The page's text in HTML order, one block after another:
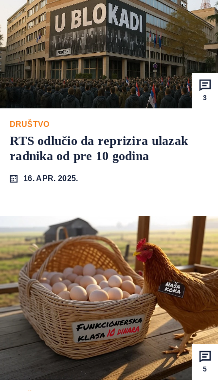
3
DRUŠTVO
RTS odlučio da reprizira ulazak
radnika od pre 10 godina
16. APR. 2025.
5